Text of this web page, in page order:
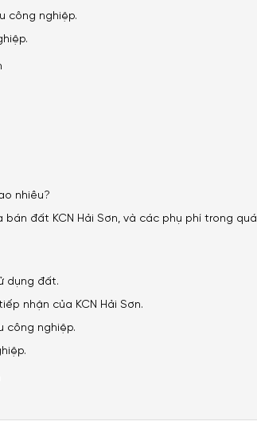
công nghiệp.
nhiêu?
đất KCN Hải Sơn, và các phụ phí trong quá
dụng đất.
nhận của KCN Hải Sơn.
công nghiệp.